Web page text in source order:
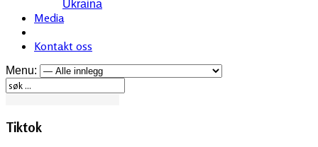
Ukraina
Media
Kontakt oss
Menu:
Tiktok